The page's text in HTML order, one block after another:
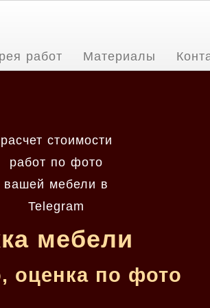
работ Материалы
расчет стоимости
работ по фото
вашей мебели в
Telegram
мебели
оценка по фото